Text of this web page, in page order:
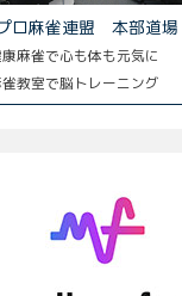
ロ麻雀連盟 本部道場
康麻雀で心も体も元気に
雀教室で脳トレーニング